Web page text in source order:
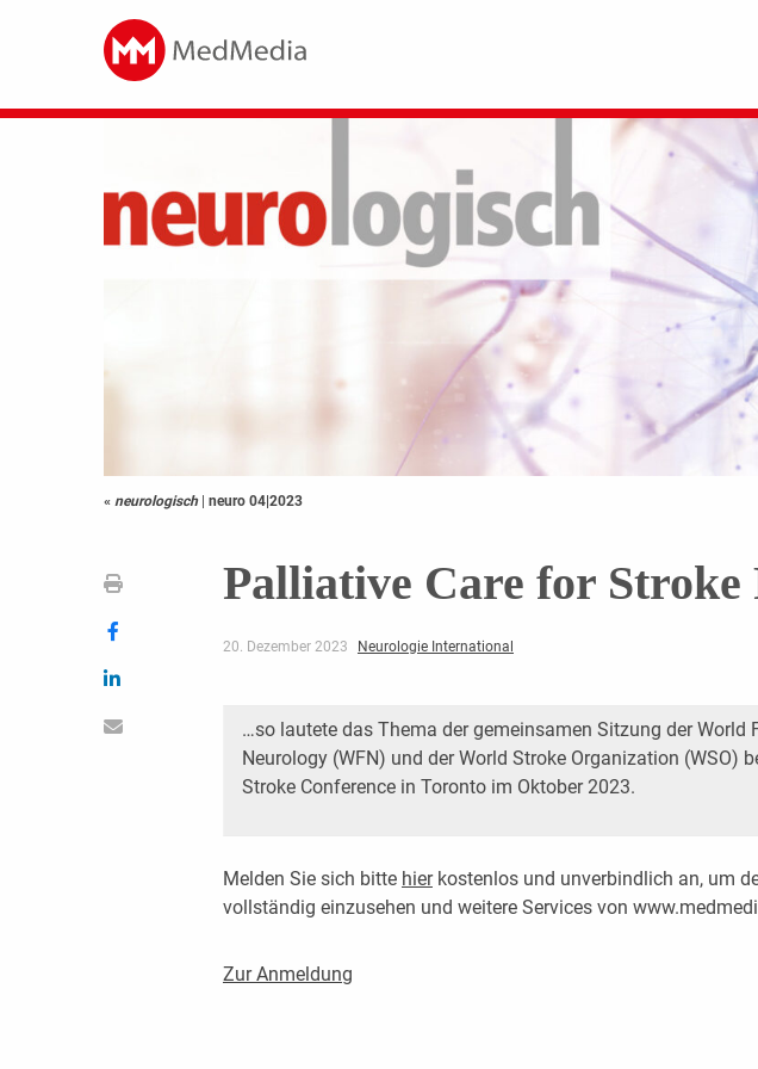
« neurologisch | neuro 04|2023
Palliative Care for Stroke
20. Dezember 2023 Neurologie International
…so lautete das Thema der gemeinsamen Sitzung der World
Neurology (WFN) und der World Stroke Organization (WSO)
Stroke Conference in Toronto im Oktober 2023.
Melden Sie sich bitte hierkostenlos und unverbindlich an, um
vollständig einzusehen und weitere Services von
Zur Anmeldung